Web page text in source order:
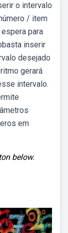
o intervalo
/ item
para
inserir
desejado
gerará
intervalo.
em
below.